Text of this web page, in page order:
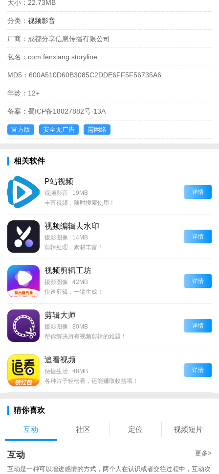
大小： 22.73MB
分类： 视频影音
厂商： 成都分享信息传播有限公司
包名： com.fenxiang.storyline
MD5： 600A510D60B3085C2DDE6FF5F56735A6
年龄： 12+
备案： 蜀ICP备18027882号-13A
官方版 安全无广告 需网络
相关软件
P站视频
视频影音 | 19MB
丰富视频，随时搜索使用！
详情
视频编辑去水印
摄影图像 | 14MB
剪辑处理，素材丰富！
详情
视频剪辑工坊
摄影图像 | 42MB
快速剪辑，一键生成！
详情
剪辑大师
摄影图像 | 80MB
帮你解决所有视频剪辑的难题！
详情
追看视频
便捷生活 | 48MB
各种片子轻松看，还能赚取收益哦！
详情
猜你喜欢
互动 社区 定位 视频短片
互动 更多>
互动是一种可以增进感情的方式，两个人在认识或者交往过程中，互动次